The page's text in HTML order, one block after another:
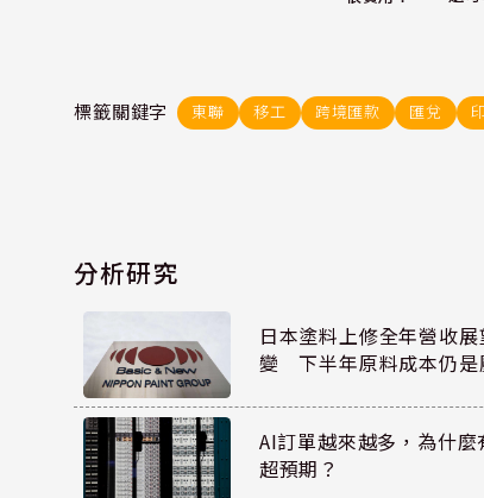
標籤關鍵字 東聯 移工 跨境匯款 匯兌
分析研究
日本塗料上修全年營收
變 下半年原料成本仍是
AI訂單越來越多，為什
超預期？